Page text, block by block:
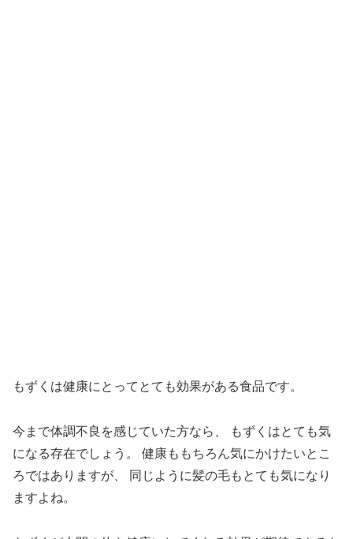
もずくは健康にとってとても効果がある食品です。
今まで体調不良を感じていた方なら、
もずくはとても気
になる存在でしょう。
健康ももちろん気にかけたいとこ
ろではありますが、
同じように髪の毛もとても気になり
ますよね。